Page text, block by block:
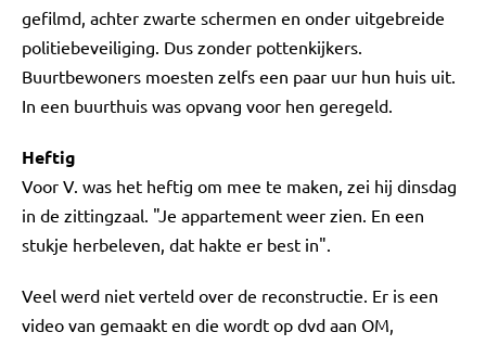
gefilmd, achter zwarte schermen en onder uitgebreide
politiebeveiliging. Dus zonder pottenkijkers.
Buurtbewoners moesten zelfs een paar uur hun huis uit.
In een buurthuis was opvang voor hen geregeld.
Heftig
Voor V. was het heftig om mee te maken, zei hij dinsdag
in de zittingzaal. "Je appartement weer zien. En een
stukje herbeleven, dat hakte er best in".
Veel werd niet verteld over de reconstructie. Er is een
video van gemaakt en die wordt op dvd aan OM,